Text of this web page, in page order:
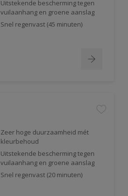
Uitstekende bescherming tegen
vuilaanhang en groene aanslag
Snel regenvast (45 minuten)
Zeer hoge duurzaamheid mét
kleurbehoud
Uitstekende bescherming tegen
vuilaanhang en groene aanslag
Snel regenvast (20 minuten)